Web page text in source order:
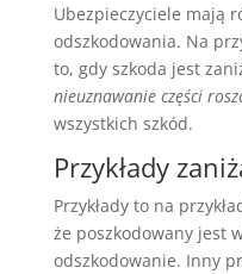
Ubezpieczyciele mają
odszkodowania. Na
to, gdy szkoda jest
nieuznawanie części
wszystkich szkód.
Przykłady
Przykłady to na
że poszkodowany jest
odszkodowanie. Inny